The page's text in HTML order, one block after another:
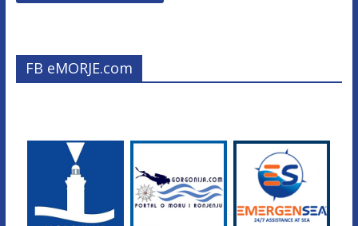
FB eMORJE.com